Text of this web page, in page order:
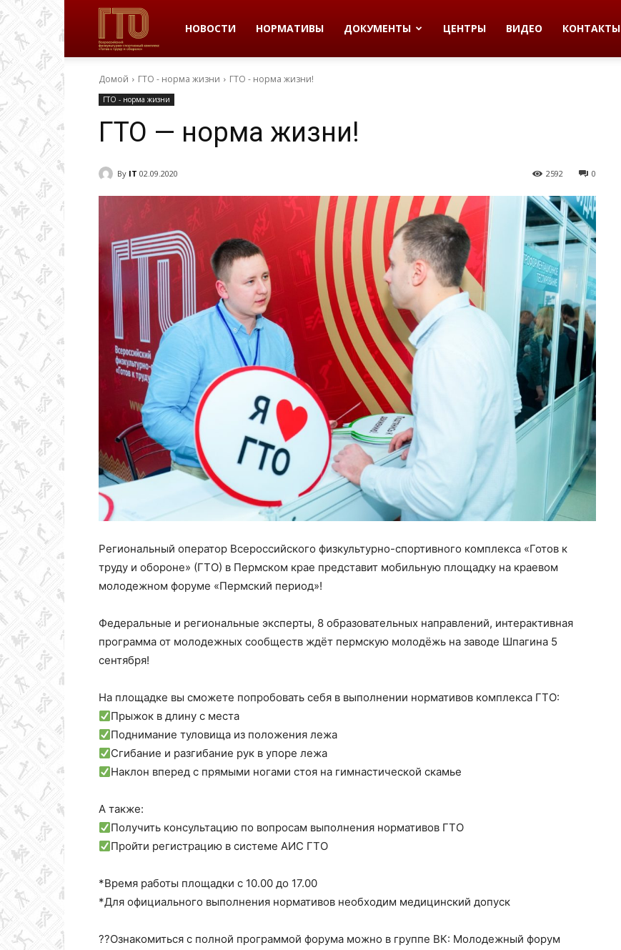
ВФСК
ГТО
Пермском
крае
Колледж
олимпийского
резерва
НОВОСТИ НОРМАТИВЫ ДОКУМЕНТЫ ЦЕНТРЫ ВИДЕО КОНТАКТЫ
Домой ГТО - норма жизни ГТО - норма жизни!
ГТО - норма жизни
ГТО — норма жизни!
By IT 02.09.2020 0
2592
Региональный оператор Всероссийского физкультурно-спортивного комплекса «Готов к
труду и обороне» (ГТО) в Пермском крае представит мобильную площадку на краевом
молодежном форуме «Пермский период»!
Федеральные и региональные эксперты, 8 образовательных направлений, интерактивная
программа от молодежных сообществ ждёт пермскую молодёжь на заводе Шпагина 5
сентября!
На площадке вы сможете попробовать себя в выполнении нормативов комплекса ГТО:
Прыжок в длину с места
Поднимание туловища из положения лежа
Сгибание и разгибание рук в упоре лежа
Наклон вперед с прямыми ногами стоя на гимнастической скамье
А также:
Получить консультацию по вопросам выполнения нормативов ГТО
Пройти регистрацию в системе АИС ГТО
*Время работы площадки с 10.00 до 17.00
*Для официального выполнения нормативов необходим медицинский допуск
??Ознакомиться с полной программой форума можно в группе ВК: Молодежный форум